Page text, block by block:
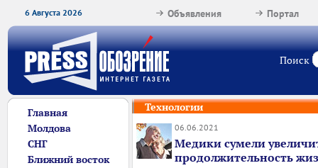
6 Августа 2026 Портал
Объявления
Поиск
Главная
Молдова
СНГ
Ближний восток
Технологии
06.06.2021
Медики сумели
продолжительность